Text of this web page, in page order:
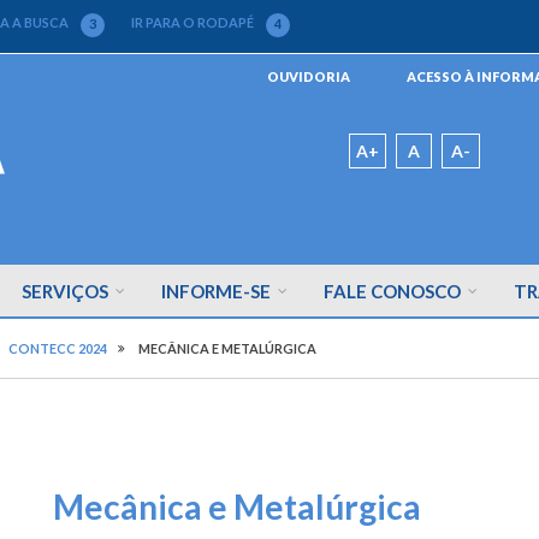
A BUSCA 3 IR PARA O RODAPÉ 4
OUVIDORIA ACESSO À
A+ A A-
SERVIÇOS INFORME-SE FALE CONOSCO
CONTECC 2024 MECÂNICA E METALÚRGICA
Mecânica e Metalúrgica